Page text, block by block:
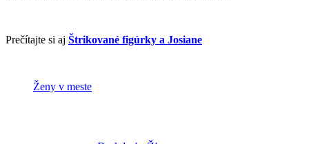
Prečítajte si aj Štrikované figúrky a Josiane
Ženy v meste